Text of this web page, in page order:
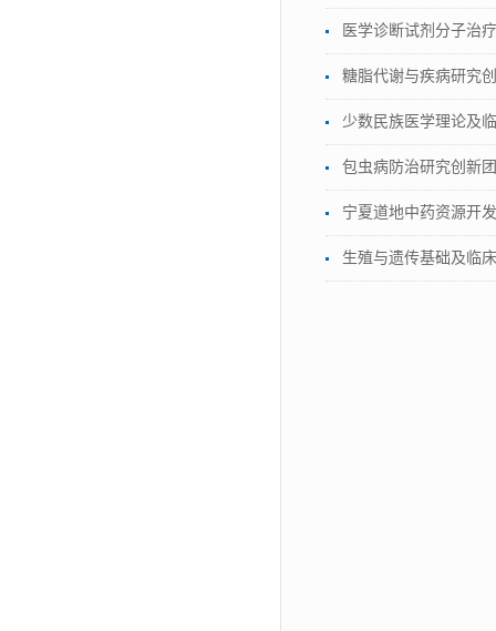
医学诊断试剂分子治
糖脂代谢与疾病研究
少数民族医学理论及
包虫病防治研究创新
宁夏道地中药资源开
生殖与遗传基础及临